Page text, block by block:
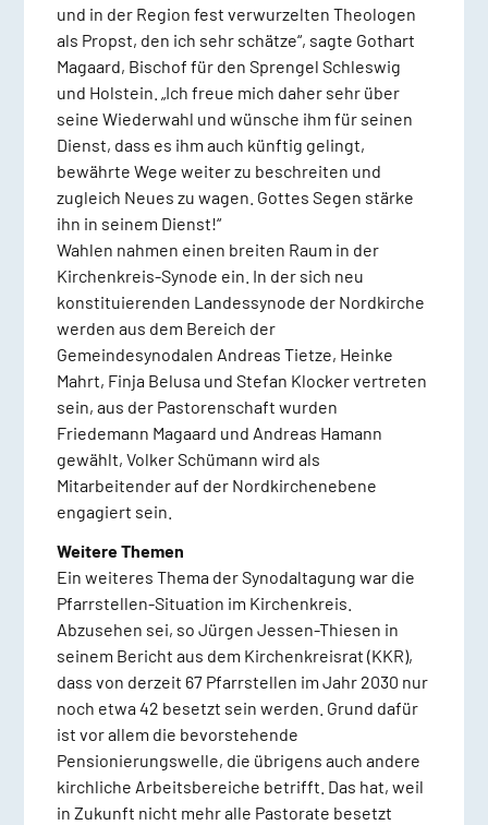
und in der Region fest verwurzelten Theologen
als Propst, den ich sehr schätze“, sagte Gothart
Magaard, Bischof für den Sprengel Schleswig
und Holstein. „Ich freue mich daher sehr über
seine Wiederwahl und wünsche ihm für seinen
Dienst, dass es ihm auch künftig gelingt,
bewährte Wege weiter zu beschreiten und
zugleich Neues zu wagen. Gottes Segen stärke
ihn in seinem Dienst!“
Wahlen nahmen einen breiten Raum in der
Kirchenkreis-Synode ein. In der sich neu
konstituierenden Landessynode der Nordkirche
werden aus dem Bereich der
Gemeindesynodalen Andreas Tietze, Heinke
Mahrt, Finja Belusa und Stefan Klocker vertreten
sein, aus der Pastorenschaft wurden
Friedemann Magaard und Andreas Hamann
gewählt, Volker Schümann wird als
Mitarbeitender auf der Nordkirchenebene
engagiert sein.
Weitere Themen
Ein weiteres Thema der Synodaltagung war die
Pfarrstellen-Situation im Kirchenkreis.
Abzusehen sei, so Jürgen Jessen-Thiesen in
seinem Bericht aus dem Kirchenkreisrat (KKR),
dass von derzeit 67 Pfarrstellen im Jahr 2030 nur
noch etwa 42 besetzt sein werden. Grund dafür
ist vor allem die bevorstehende
Pensionierungswelle, die übrigens auch andere
kirchliche Arbeitsbereiche betrifft. Das hat, weil
in Zukunft nicht mehr alle Pastorate besetzt